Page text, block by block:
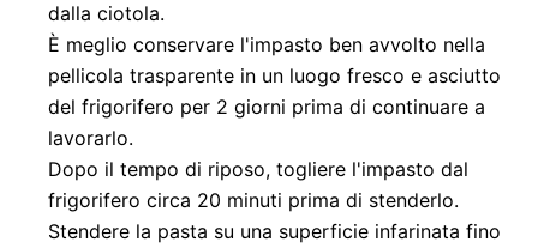
dalla ciotola.
È meglio conservare l'impasto ben avvolto nella
pellicola trasparente in un luogo fresco e asciutto
del frigorifero per 2 giorni prima di continuare a
lavorarlo.
Dopo il tempo di riposo, togliere l'impasto dal
frigorifero circa 20 minuti prima di stenderlo.
Stendere la pasta su una superficie infarinata fino